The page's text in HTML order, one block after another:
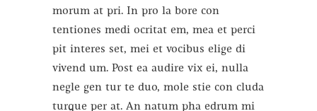
morum at pri. In pro la bore con
tentiones medi ocritat em, mea et perci
pit interes set, mei et vocibus elige di
vivend um. Post ea audire vix ei, nulla
negle gen tur te duo, mole stie con cluda
turque per at. An natum pha edrum mi